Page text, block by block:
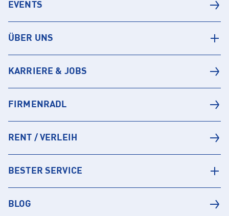
EVENTS
ÜBER UNS
KARRIERE & JOBS
FIRMENRADL
RENT / VERLEIH
BESTER SERVICE
BLOG